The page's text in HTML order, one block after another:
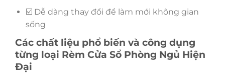
☑️ Dễ dàng thay đổi để làm mới không gian
sống
Các chất liệu phổ biến và công dụng
từng loại Rèm Cửa Sổ Phòng Ngủ Hiện
Đại